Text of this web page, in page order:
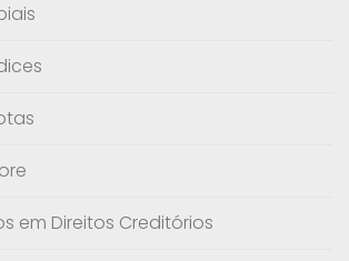
em Direitos Creditórios